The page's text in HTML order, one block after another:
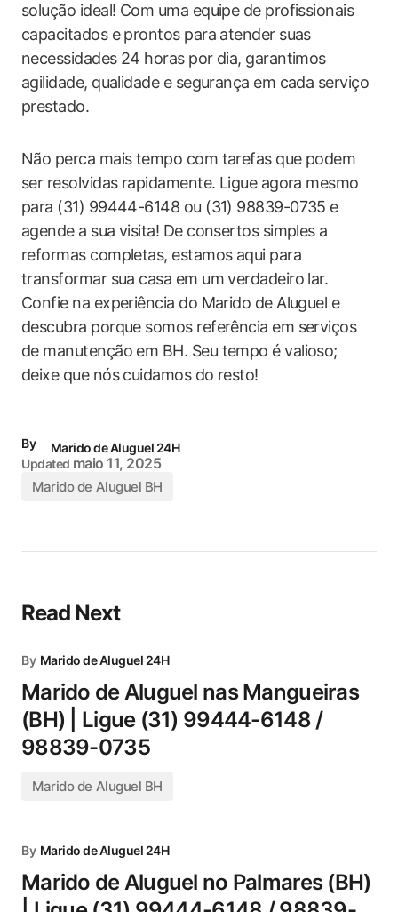
solução ideal! Com uma equipe de profissionais
capacitados e prontos para atender suas
necessidades 24 horas por dia, garantimos
agilidade, qualidade e segurança em cada serviço
prestado.
Não perca mais tempo com tarefas que podem
ser resolvidas rapidamente. Ligue agora mesmo
para (31) 99444-6148 ou (31) 98839-0735 e
agende a sua visita! De consertos simples a
reformas completas, estamos aqui para
transformar sua casa em um verdadeiro lar.
Confie na experiência do Marido de Aluguel e
descubra porque somos referência em serviços
de manutenção em BH. Seu tempo é valioso;
deixe que nós cuidamos do resto!
By
Marido de Aluguel 24H
Updated maio 11, 2025
Marido de Aluguel BH
Read Next
By Marido de Aluguel 24H
Marido de Aluguel nas Mangueiras
(BH) | Ligue (31) 99444-6148 /
98839-0735
Marido de Aluguel BH
By Marido de Aluguel 24H
Marido de Aluguel no Palmares (BH)